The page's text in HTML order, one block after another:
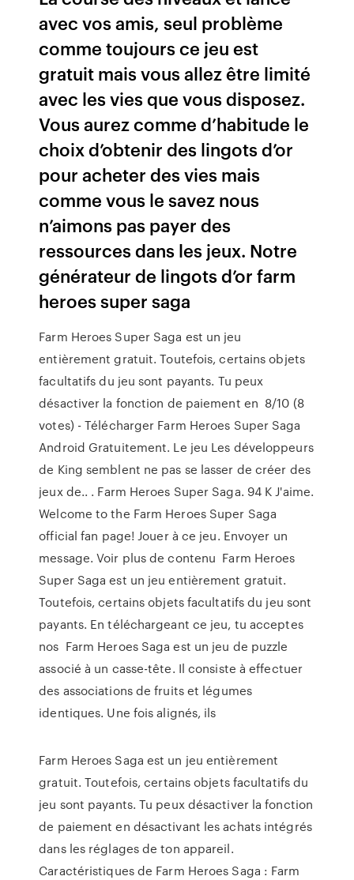
avec vos amis, seul problème
comme toujours ce jeu est
gratuit mais vous allez être limité
avec les vies que vous disposez.
Vous aurez comme d’habitude le
choix d’obtenir des lingots d’or
pour acheter des vies mais
comme vous le savez nous
n’aimons pas payer des
ressources dans les jeux. Notre
générateur de lingots d’or farm
heroes super saga
Farm Heroes Super Saga est un jeu
entièrement gratuit. Toutefois, certains objets
facultatifs du jeu sont payants. Tu peux
désactiver la fonction de paiement en 8/10 (8
votes) - Télécharger Farm Heroes Super Saga
Android Gratuitement. Le jeu Les développeurs
de King semblent ne pas se lasser de créer des
jeux de.. . Farm Heroes Super Saga. 94 K J'aime.
Welcome to the Farm Heroes Super Saga
official fan page! Jouer à ce jeu. Envoyer un
message. Voir plus de contenu Farm Heroes
Super Saga est un jeu entièrement gratuit.
Toutefois, certains objets facultatifs du jeu sont
payants. En téléchargeant ce jeu, tu acceptes
nos Farm Heroes Saga est un jeu de puzzle
associé à un casse-tête. Il consiste à effectuer
des associations de fruits et légumes
identiques. Une fois alignés, ils
Farm Heroes Saga est un jeu entièrement
gratuit. Toutefois, certains objets facultatifs du
jeu sont payants. Tu peux désactiver la fonction
de paiement en désactivant les achats intégrés
dans les réglages de ton appareil.
Caractéristiques de Farm Heroes Saga : Farm